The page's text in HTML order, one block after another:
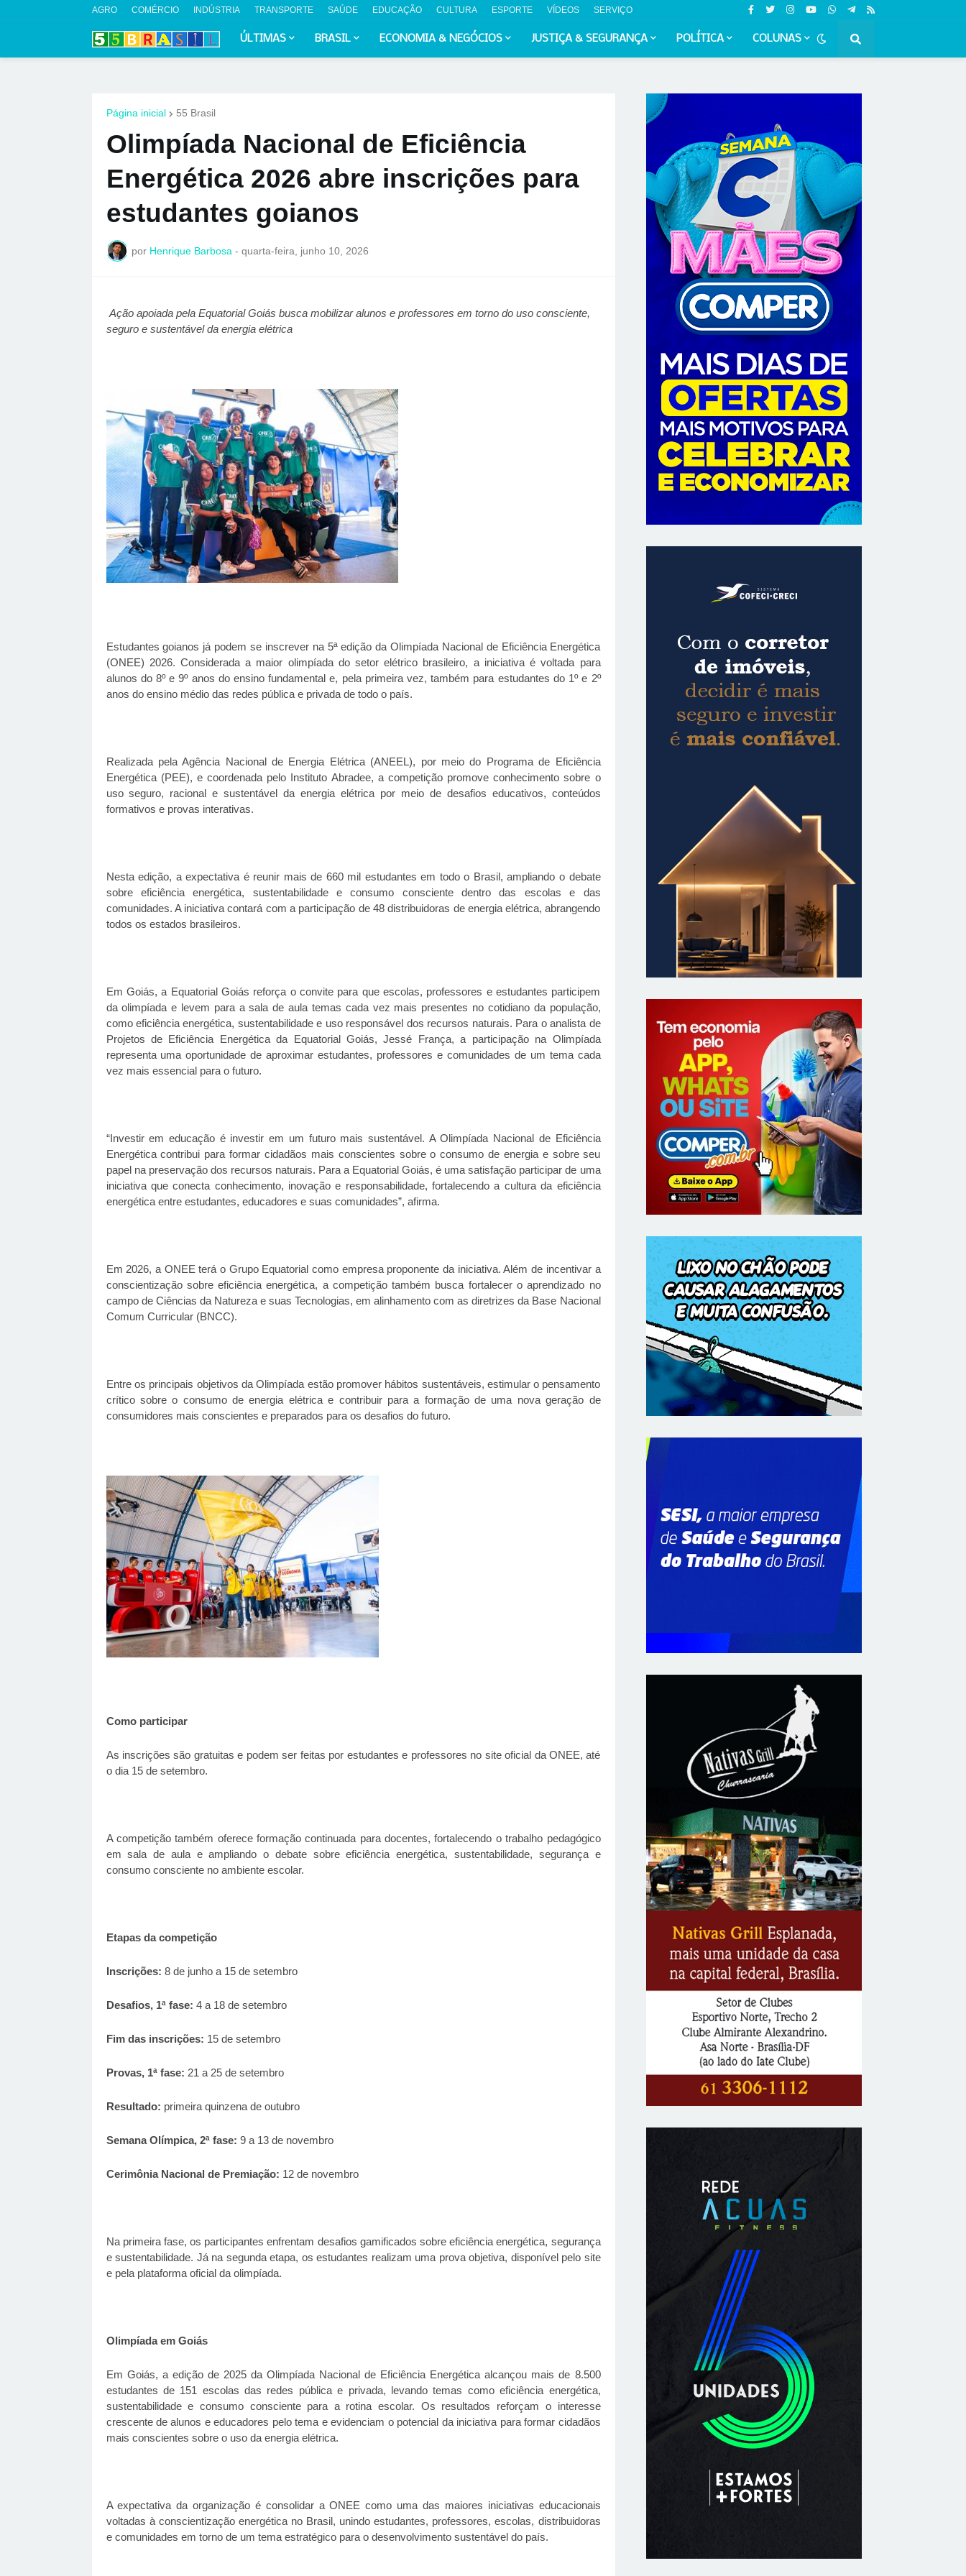
AGRO COMÉRCIO INDÚSTRIA TRANSPORTE SAÚDE EDUCAÇÃO CULTURA ESPORTE VÍDEOS SERVIÇO
ÚLTIMAS BRASIL ECONOMIA & NEGÓCIOS JUSTIÇA & SEGURANÇA POLÍTICA COLUNAS
Página inicial 55 Brasil
Olimpíada Nacional de Eficiência
Energética 2026 abre inscrições para
estudantes goianos
por Henrique Barbosa - quarta-feira, junho 10, 2026
Ação apoiada pela Equatorial Goiás busca mobilizar alunos e professores em torno do uso consciente,
seguro e sustentável da energia elétrica
Estudantes goianos já podem se inscrever na 5ª edição da Olimpíada Nacional de Eficiência Energética
(ONEE) 2026. Considerada a maior olimpíada do setor elétrico brasileiro, a iniciativa é voltada para
alunos do 8º e 9º anos do ensino fundamental e, pela primeira vez, também para estudantes do 1º e 2º
anos do ensino médio das redes pública e privada de todo o país.
Realizada pela Agência Nacional de Energia Elétrica (ANEEL), por meio do Programa de Eficiência
Energética (PEE), e coordenada pelo Instituto Abradee, a competição promove conhecimento sobre o
uso seguro, racional e sustentável da energia elétrica por meio de desafios educativos, conteúdos
formativos e provas interativas.
Nesta edição, a expectativa é reunir mais de 660 mil estudantes em todo o Brasil, ampliando o debate
sobre eficiência energética, sustentabilidade e consumo consciente dentro das escolas e das
comunidades. A iniciativa contará com a participação de 48 distribuidoras de energia elétrica, abrangendo
todos os estados brasileiros.
Em Goiás, a Equatorial Goiás reforça o convite para que escolas, professores e estudantes participem
da olimpíada e levem para a sala de aula temas cada vez mais presentes no cotidiano da população,
como eficiência energética, sustentabilidade e uso responsável dos recursos naturais. Para o analista de
Projetos de Eficiência Energética da Equatorial Goiás, Jessé França, a participação na Olimpíada
representa uma oportunidade de aproximar estudantes, professores e comunidades de um tema cada
vez mais essencial para o futuro.
“Investir em educação é investir em um futuro mais sustentável. A Olimpíada Nacional de Eficiência
Energética contribui para formar cidadãos mais conscientes sobre o consumo de energia e sobre seu
papel na preservação dos recursos naturais. Para a Equatorial Goiás, é uma satisfação participar de uma
iniciativa que conecta conhecimento, inovação e responsabilidade, fortalecendo a cultura da eficiência
energética entre estudantes, educadores e suas comunidades”, afirma.
Em 2026, a ONEE terá o Grupo Equatorial como empresa proponente da iniciativa. Além de incentivar a
conscientização sobre eficiência energética, a competição também busca fortalecer o aprendizado no
campo de Ciências da Natureza e suas Tecnologias, em alinhamento com as diretrizes da Base Nacional
Comum Curricular (BNCC).
Entre os principais objetivos da Olimpíada estão promover hábitos sustentáveis, estimular o pensamento
crítico sobre o consumo de energia elétrica e contribuir para a formação de uma nova geração de
consumidores mais conscientes e preparados para os desafios do futuro.
Como participar
As inscrições são gratuitas e podem ser feitas por estudantes e professores no site oficial da ONEE, até
o dia 15 de setembro.
A competição também oferece formação continuada para docentes, fortalecendo o trabalho pedagógico
em sala de aula e ampliando o debate sobre eficiência energética, sustentabilidade, segurança e
consumo consciente no ambiente escolar.
Etapas da competição
Inscrições: 8 de junho a 15 de setembro
Desafios, 1ª fase: 4 a 18 de setembro
Fim das inscrições: 15 de setembro
Provas, 1ª fase: 21 a 25 de setembro
Resultado: primeira quinzena de outubro
Semana Olímpica, 2ª fase: 9 a 13 de novembro
Cerimônia Nacional de Premiação: 12 de novembro
Na primeira fase, os participantes enfrentam desafios gamificados sobre eficiência energética, segurança
e sustentabilidade. Já na segunda etapa, os estudantes realizam uma prova objetiva, disponível pelo site
e pela plataforma oficial da olimpíada.
Olimpíada em Goiás
Em Goiás, a edição de 2025 da Olimpíada Nacional de Eficiência Energética alcançou mais de 8.500
estudantes de 151 escolas das redes pública e privada, levando temas como eficiência energética,
sustentabilidade e consumo consciente para a rotina escolar. Os resultados reforçam o interesse
crescente de alunos e educadores pelo tema e evidenciam o potencial da iniciativa para formar cidadãos
mais conscientes sobre o uso da energia elétrica.
A expectativa da organização é consolidar a ONEE como uma das maiores iniciativas educacionais
voltadas à conscientização energética no Brasil, unindo estudantes, professores, escolas, distribuidoras
e comunidades em torno de um tema estratégico para o desenvolvimento sustentável do país.